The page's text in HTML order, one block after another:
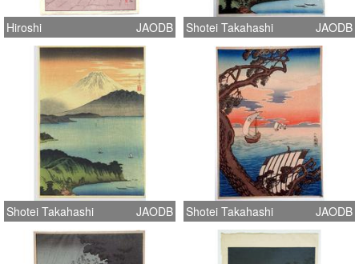
Hiroshi JAODB Shotei Takahashi JAODB
Shotei Takahashi JAODB Shotei Takahashi JAODB